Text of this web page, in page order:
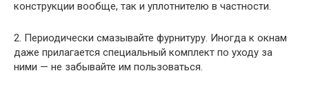
конструкции вообще, так и уплотнителю в частности.
2. Периодически смазывайте фурнитуру. Иногда к окнам
даже прилагается специальный комплект по уходу за
ними — не забывайте им пользоваться.